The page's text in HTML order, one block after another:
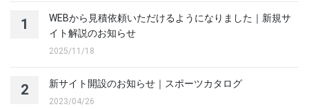
1
WEBから見積依頼いただけるようになりました｜新規サ
イト解説のお知らせ
2025/11/18
2 新サイト開設のお知らせ｜スポーツカタログ
2023/04/26